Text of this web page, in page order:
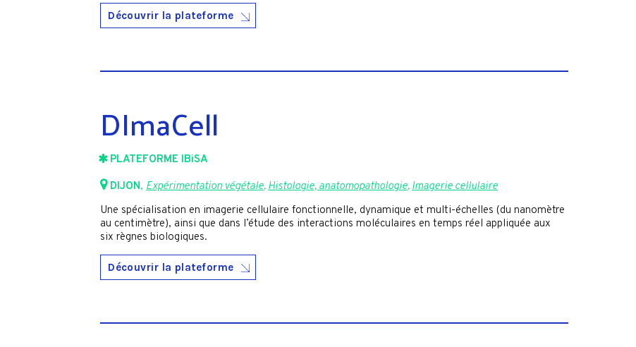
Découvrir la plateforme
DImaCell
PLATEFORME IBiSA
DIJON, Expérimentation végétale, Histologie, anatomopathologie, Imagerie cellulaire
Une spécialisation en imagerie cellulaire fonctionnelle, dynamique et multi-échelles (du nanomètre
au centimètre), ainsi que dans l’étude des interactions moléculaires en temps réel appliquée aux
six règnes biologiques.
Découvrir la plateforme